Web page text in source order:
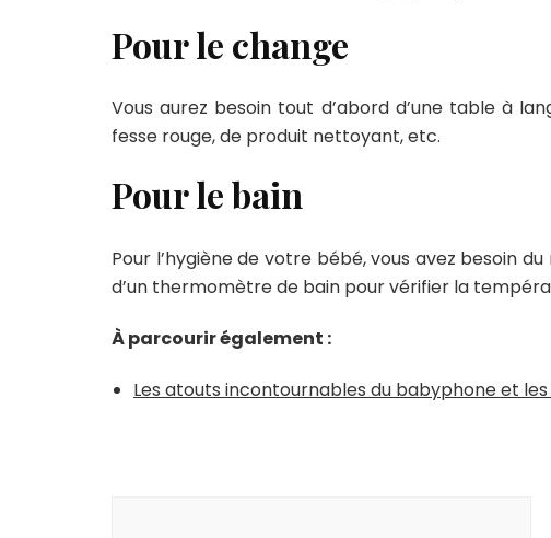
Pour le change
Vous aurez besoin tout d’abord d’une table à
fesse rouge, de produit nettoyant, etc.
Pour le bain
Pour l’hygiène de votre bébé, vous avez besoin
d’un thermomètre de bain pour vérifier la
À parcourir également :
Les atouts incontournables du babyphone et